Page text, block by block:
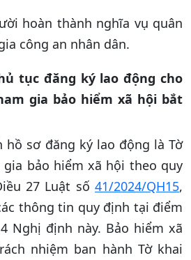
hoàn thành nghĩa vụ quân
công an nhân dân.
tục đăng ký lao động cho
gia bảo hiểm xã hội bắt
hồ sơ đăng ký lao động là Tờ
bảo hiểm xã hội theo quy
27 Luật số 41/2024/QH15,
thông tin quy định tại điểm
Nghị định này. Bảo hiểm xã
nhiệm ban hành Tờ khai